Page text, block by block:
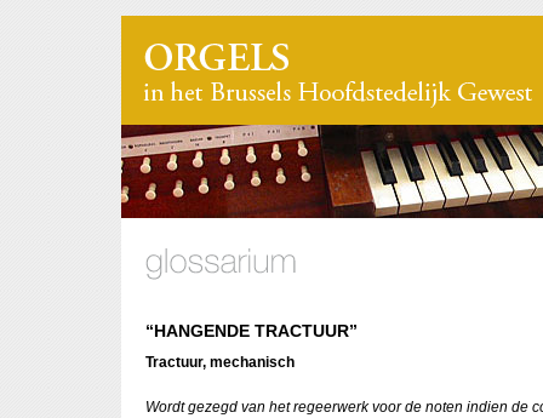
“HANGENDE TRACTUUR”
Tractuur, mechanisch
Wordt gezegd van het regeerwerk voor de noten indien de